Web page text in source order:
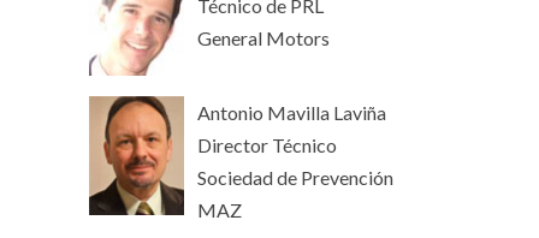
Técnico de PRL
General Motors
Antonio Mavilla Laviña
Director Técnico
Sociedad de Prevención
MAZ